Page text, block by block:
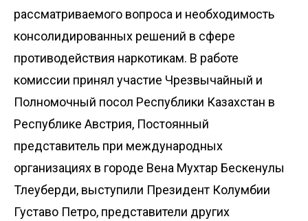
рассматриваемого вопроса и необходимость
консолидированных решений в сфере
противодействия наркотикам. В работе
комиссии принял участие Чрезвычайный и
Полномочный посол Республики Казахстан в
Республике Австрия, Постоянный
представитель при международных
организациях в городе Вена Мухтар Бескенулы
Тлеуберди, выступили Президент Колумбии
Густаво Петро, представители других